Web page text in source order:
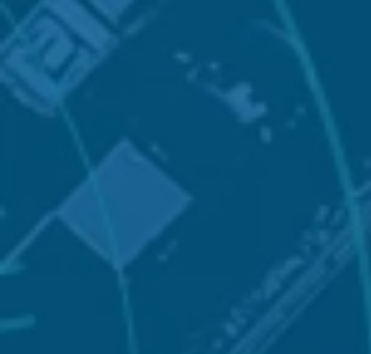
15 ans
de bons et loyaux
services